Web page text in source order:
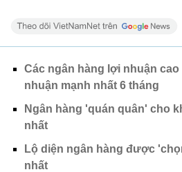
Các ngân hàng lợi nhuận
nhuận mạnh nhất 6 tháng
Ngân hàng 'quán quân' cho
nhất
Lộ diện ngân hàng được
nhất